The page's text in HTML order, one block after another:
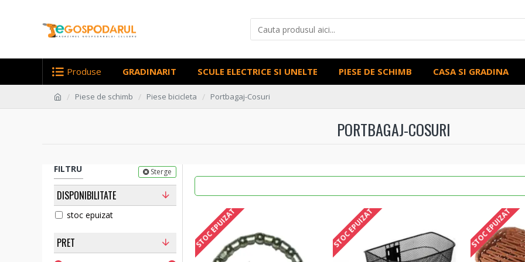
Produse GRADINARIT SCULE ELECTRICE SI UNELTE PIESE DE SCHIMB CASA SI GRADINA
Piese de schimb Piese bicicleta Portbagaj-Cosuri
PORTBAGAJ-COSURI
FILTRU Sterge
PRET
DISPONIBILITATE
stoc epuizat STOC EPUIZAT STOC EPUIZAT STOC EPUIZAT